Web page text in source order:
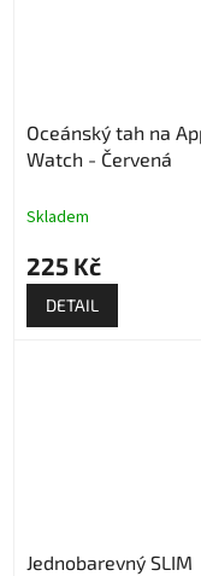
Oceánský tah na
Watch - Červená
Skladem
225 Kč
DETAIL
Jednobarevný SLIM